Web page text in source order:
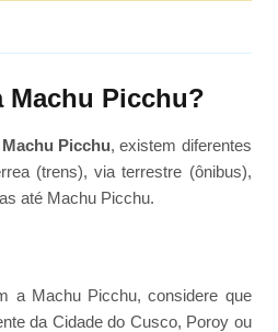
Machu Picchu?
Picchu, existem diferentes
(trens), via terrestre (ônibus),
até Machu Picchu.
a Machu Picchu, considere que
da Cidade do Cusco, Poroy ou